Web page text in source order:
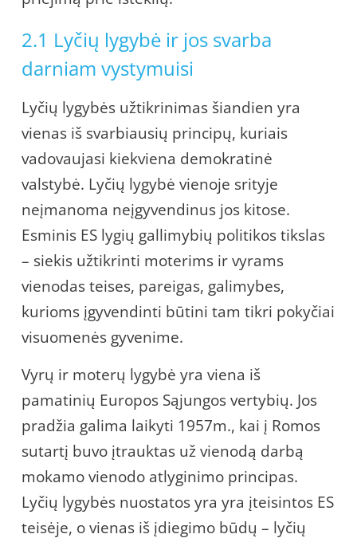
2.1 Lyčių lygybė ir jos svarba
darniam vystymuisi
Lyčių lygybės užtikrinimas šiandien yra
vienas iš svarbiausių principų, kuriais
vadovaujasi kiekviena demokratinė
valstybė. Lyčių lygybė vienoje srityje
neįmanoma neįgyvendinus jos kitose.
Esminis ES lygių gallimybių politikos tikslas
– siekis užtikrinti moterims ir vyrams
vienodas teises, pareigas, galimybes,
kurioms įgyvendinti būtini tam tikri pokyčiai
visuomenės gyvenime.
Vyrų ir moterų lygybė yra viena iš
pamatinių Europos Sąjungos vertybių. Jos
pradžia galima laikyti 1957m., kai į Romos
sutartį buvo įtrauktas už vienodą darbą
mokamo vienodo atlyginimo principas.
Lyčių lygybės nuostatos yra yra įteisintos ES
teisėje, o vienas iš įdiegimo būdų – lyčių